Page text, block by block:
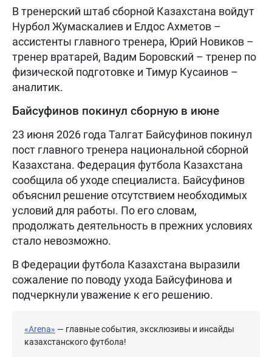
В тренерский штаб сборной Казахстана войдут
Нурбол Жумаскалиев и Елдос Ахметов –
ассистенты главного тренера, Юрий Новиков –
тренер вратарей, Вадим Боровский – тренер по
физической подготовке и Тимур Кусаинов –
аналитик.
Байсуфинов покинул сборную в июне
23 июня 2026 года Талгат Байсуфинов покинул
пост главного тренера национальной сборной
Казахстана. Федерация футбола Казахстана
сообщила об уходе специалиста. Байсуфинов
объяснил решение отсутствием необходимых
условий для работы. По его словам,
продолжать деятельность в прежних условиях
стало невозможно.
В Федерации футбола Казахстана выразили
сожаление по поводу ухода Байсуфинова и
подчеркнули уважение к его решению.
«Arena» — главные события, эксклюзивы и инсайды
казахстанского футбола!